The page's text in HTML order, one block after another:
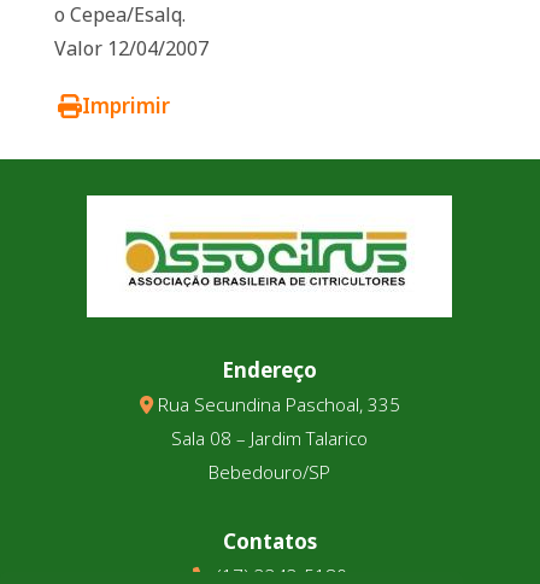
o Cepea/Esalq.
Valor 12/04/2007
Imprimir
Endereço
Rua Secundina Paschoal, 335
Sala 08 – Jardim Talarico
Bebedouro/SP
Contatos
(17) 3343-5180